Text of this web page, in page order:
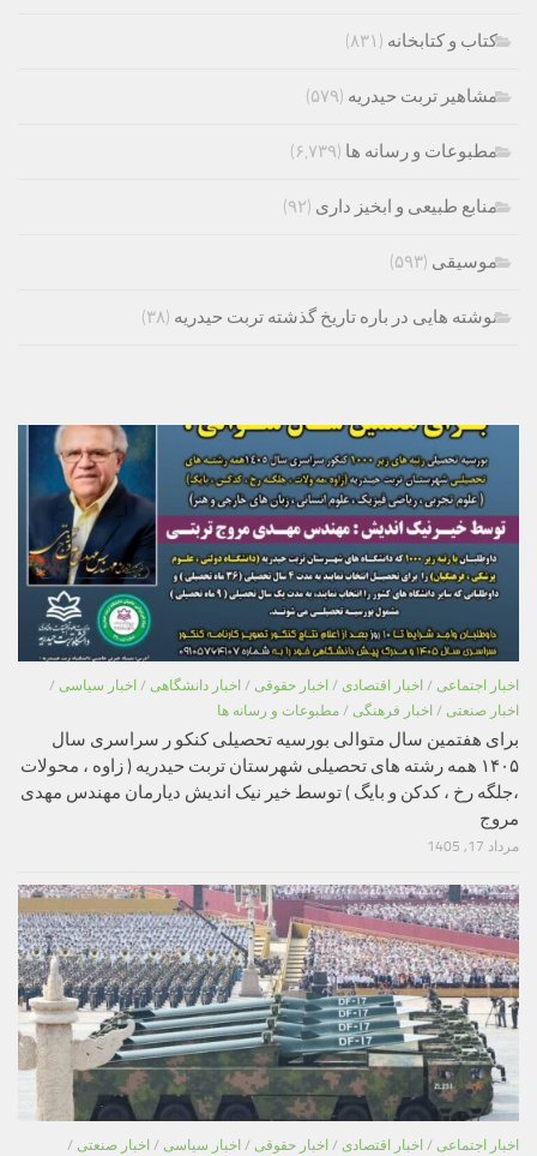
کتاب و کتابخانه (۸۳۱)
مشاهیر تربت حیدریه (۵۷۹)
مطبوعات و رسانه ها (۶,۷۳۹)
منابع طبیعی و ابخیز داری (۹۲)
موسیقی (۵۹۳)
نوشته هایی در باره تاریخ گذشته تربت حیدریه (۳۸)
اخبار اجتماعی / اخبار اقتصادی / اخبار حقوقی / اخبار دانشگاهی / اخبار سیاسی /
اخبار صنعتی / اخبار فرهنگی / مطبوعات و رسانه ها
برای هفتمین سال متوالی بورسیه تحصیلی کنکو ر سراسری سال
۱۴۰۵ همه رشته های تحصیلی شهرستان تربت حیدریه ( زاوه ، محولات
،جلگه رخ ، کدکن و بایگ ) توسط خیر نیک اندیش دیارمان مهندس مهدی
مروج
مرداد 17, 1405
اخبار اجتماعی / اخبار اقتصادی / اخبار حقوقی / اخبار سیاسی / اخبار صنعتی /